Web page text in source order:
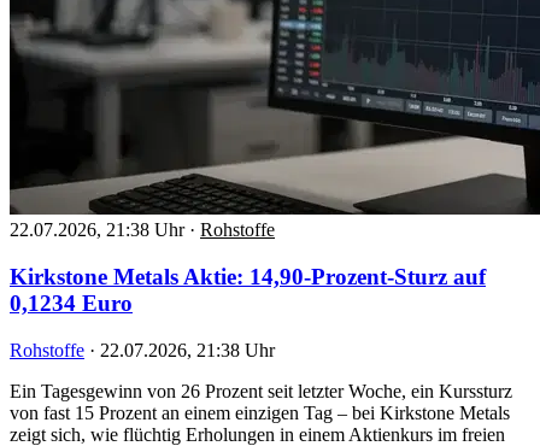
22.07.2026, 21:38 Uhr · Rohstoffe
Kirkstone Metals Aktie: 14,90-Prozent-Sturz auf
0,1234 Euro
Rohstoffe · 22.07.2026, 21:38 Uhr
Ein Tagesgewinn von 26 Prozent seit letzter Woche, ein Kurssturz
von fast 15 Prozent an einem einzigen Tag – bei Kirkstone Metals
zeigt sich, wie flüchtig Erholungen in einem Aktienkurs im freien